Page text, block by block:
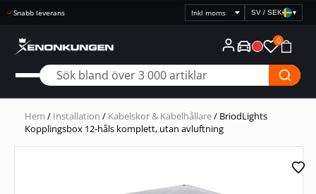
Snabb leverans
Välj
prisvisning
SV / SEK ▾
0
Hem / Installation / Kabelskor & Kabelhållare/ BriodLights
Kopplingsbox 12-håls komplett, utan avluftning